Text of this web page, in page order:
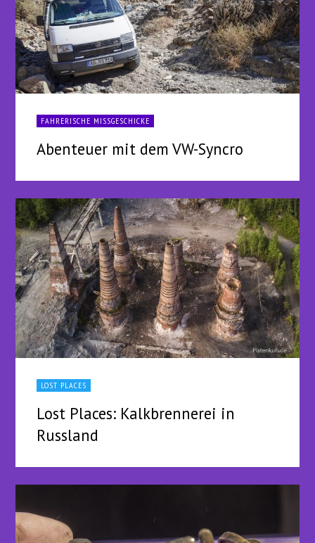
FAHRERISCHE MISSGESCHICKE
Abenteuer mit dem VW-Syncro
LOST PLACES
Lost Places: Kalkbrennerei in
Russland